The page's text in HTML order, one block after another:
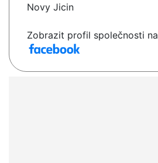
Novy Jicin
Zobrazit profil společnosti na